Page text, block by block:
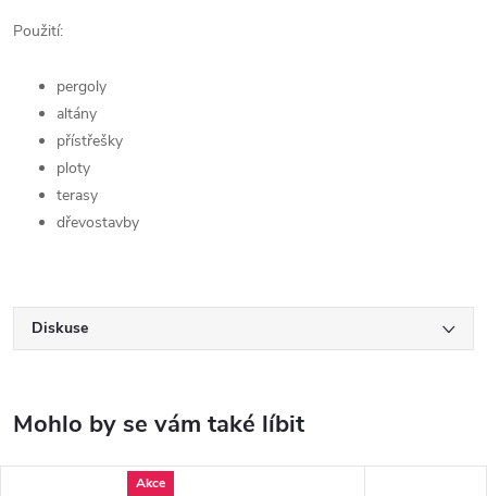
Použití:
pergoly
altány
přístřešky
ploty
terasy
dřevostavby
Diskuse
Akce